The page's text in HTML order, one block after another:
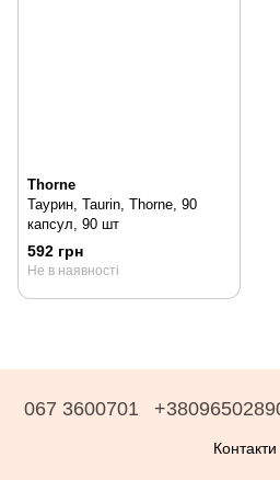
Thorne
Таурин, Taurin, Thorne, 90
капсул, 90 шт
592 грн
Не в наявності
067 3600701
Контакти